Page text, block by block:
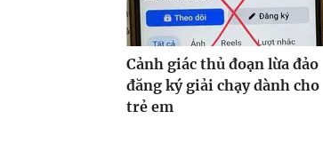
Cảnh giác thủ đoạn lừa đảo
đăng ký giải chạy dành cho
trẻ em